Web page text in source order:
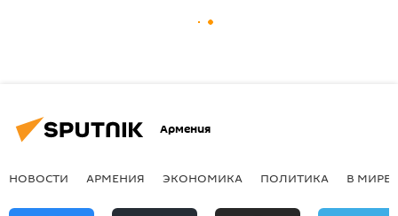
Армения
НОВОСТИ АРМЕНИЯ ЭКОНОМИКА ПОЛИТИКА В МИРЕ